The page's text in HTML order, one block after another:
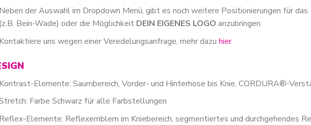
Neben der Auswahl im Dropdown Menü, gibt es noch weitere Positionierungen für
(z.B. Bein-Wade) oder die Möglichkeit DEIN EIGENES LOGO anzubringen
Kontaktiere uns wegen einer Veredelungsanfrage, mehr dazuhier
Kontrast-Elemente: Saumbereich, Vorder- und Hinterhose bis Knie, CORDURA®-
Farbe Schwarz für alle Farbstellungen
Reflex-Elemente: Reflexemblem im Kniebereich, segmentiertes und durchgehendes